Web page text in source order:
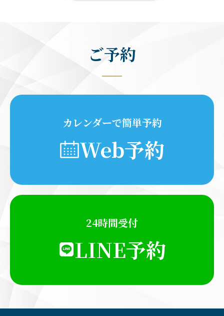
ご予約
カレンダーで簡単予約
Web予約
24時間受付
LINE予約